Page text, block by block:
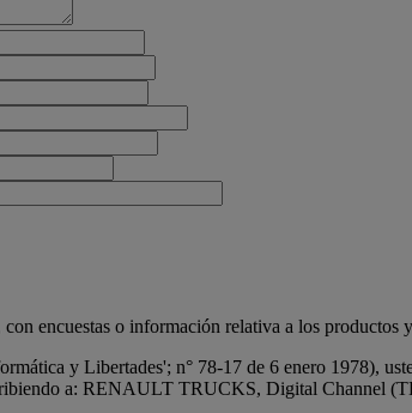
encuestas o información relativa a los
y Libertades'; n° 78-17 de 6 enero 1978),
a: RENAULT TRUCKS, Digital Channel